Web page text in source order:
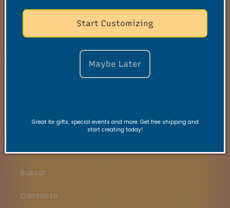
primer pedido!
Únase a nuestra lista de correo electrónico
para obtener ofertas exclusivas, ubicaciones
emergentes, lanzamientos limitados y más.
Buscar
Contacto
Start Customizing
Maybe Later
Great for gifts, special events and more. Get free shipping and
start creating today!